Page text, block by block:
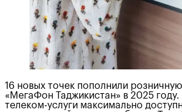
16 новых точек пополнили
«МегаФон Таджикистан» в 2025 году.
телеком-услуги максимально